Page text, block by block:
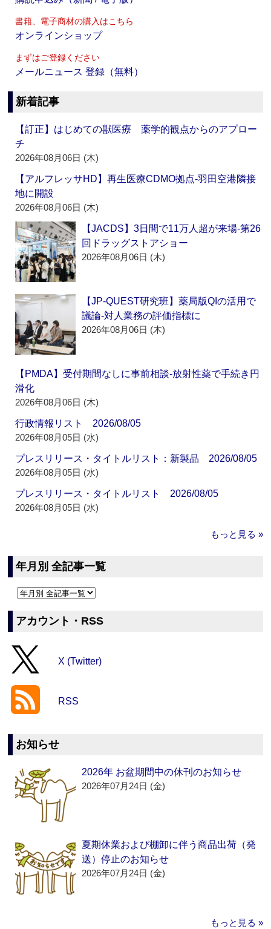
書籍、電子商材の購入はこちら
オンラインショップ
まずはご登録ください
メールニュース 登録（無料）
新着記事
【訂正】はじめての獣医療 薬学的観点からのアプロー
チ
2026年08月06日 (木)
【アルフレッサHD】再生医療CDMO拠点‐羽田空港隣接
地に開設
2026年08月06日 (木)
【JACDS】3日間で11万人超が来場‐第26
回ドラッグストアショー
2026年08月06日 (木)
【JP-QUEST研究班】薬局版QIの活用で
議論‐対人業務の評価指標に
2026年08月06日 (木)
【PMDA】受付期間なしに事前相談‐放射性薬で手続き円
滑化
2026年08月06日 (木)
行政情報リスト 2026/08/05
2026年08月05日 (水)
プレスリリース・タイトルリスト：新製品 2026/08/05
2026年08月05日 (水)
プレスリリース・タイトルリスト 2026/08/05
2026年08月05日 (水)
もっと見る »
年月別 全記事一覧
アカウント・RSS
X (Twitter)
RSS
お知らせ
2026年 お盆期間中の休刊のお知らせ
2026年07月24日 (金)
夏期休業および棚卸に伴う商品出荷（発
送）停止のお知らせ
2026年07月24日 (金)
もっと見る »